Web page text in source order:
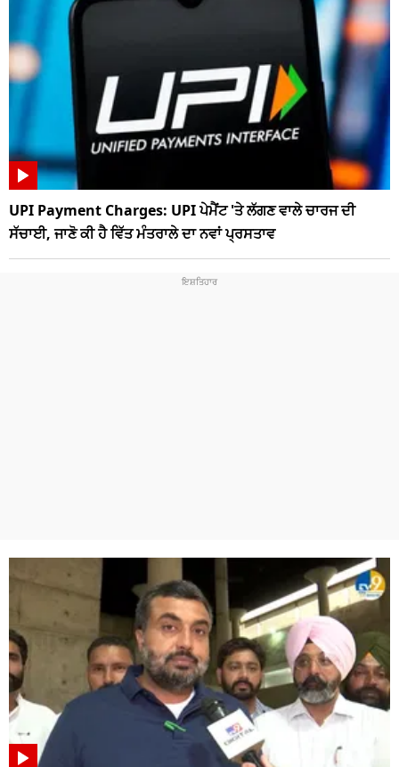
UPI Payment Charges: UPI ਪੇਮੈਂਟ 'ਤੇ ਲੱਗਣ ਵਾਲੇ ਚਾਰਜ ਦੀ
ਸੱਚਾਈ, ਜਾਣੋ ਕੀ ਹੈ ਵਿੱਤ ਮੰਤਰਾਲੇ ਦਾ ਨਵਾਂ ਪ੍ਰਸਤਾਵ